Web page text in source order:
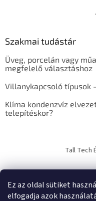
Ez az oldal sütiket
elfogadja azok
s
ő
Szakmai tudástár
Üveg, porcelán vagy
megfelelő választáshoz
Villanykapcsoló típusok
Klíma kondenzvíz
telepítéskor?
Tall Tech